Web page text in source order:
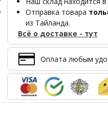
Отправка товара
из Тайланда.
Всё о доставке - тут
Оплата любым